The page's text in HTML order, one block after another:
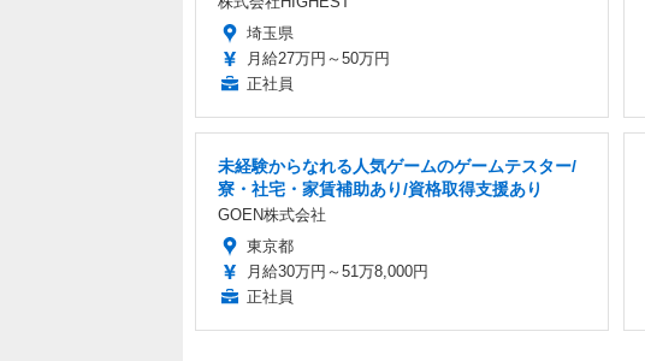
埼玉県
月給27万円～50万円
正社員
未経験からなれる人気ゲームのゲームテスター/
寮・社宅・家賃補助あり/資格取得支援あり
GOEN株式会社
東京都
月給30万円～51万8,000円
正社員